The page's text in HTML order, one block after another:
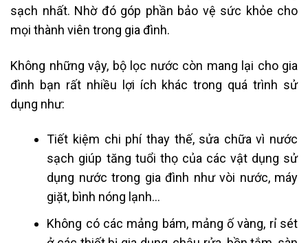
sạch nhất. Nhờ đó góp phần bảo vệ sức khỏe cho
mọi thành viên trong gia đình.
Không những vậy, bộ lọc nước còn mang lại cho gia
đình bạn rất nhiều lợi ích khác trong quá trình sử
dụng như:
Tiết kiệm chi phí thay thế, sửa chữa vì nước
sạch giúp tăng tuổi thọ của các vật dụng sử
dụng nước trong gia đình như vòi nước, máy
giặt, bình nóng lạnh…
Không có các mảng bám, mảng ố vàng, rỉ sét